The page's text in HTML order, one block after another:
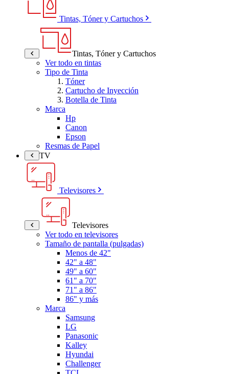
Tintas, Tóner y Cartuchos
Tintas, Tóner y Cartuchos
Ver todo en tintas
Tipo de Tinta
Tóner
Cartucho de Inyección
Botella de Tinta
Marca
Hp
Canon
Epson
Resmas de Papel
TV
Televisores
Televisores
Ver todo en televisores
Tamaño de pantalla (pulgadas)
Menos de 42"
42" a 48"
49" a 60"
61" a 70"
71" a 86"
86" y más
Marca
Samsung
LG
Panasonic
Kalley
Hyundai
Challenger